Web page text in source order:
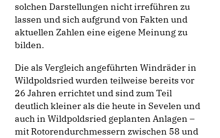
solchen Darstellungen nicht irreführen zu
lassen und sich aufgrund von Fakten und
aktuellen Zahlen eine eigene Meinung zu
bilden.
Die als Vergleich angeführten Windräder in
Wildpoldsried wurden teilweise bereits vor
26 Jahren errichtet und sind zum Teil
deutlich kleiner als die heute in Sevelen und
auch in Wildpoldsried geplanten Anlagen –
mit Rotorendurchmessern zwischen 58 und